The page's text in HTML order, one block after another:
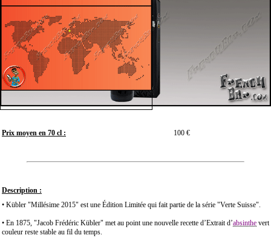
Prix moyen en 70 cl : 100 €
Description :
• Kübler "Millésime 2015" est une Édition Limitée qui fait partie de la série "Verte Suisse".
• En 1875, "Jacob Frédéric Kübler" met au point une nouvelle recette d’Extrait d’absinthe vert
couleur reste stable au fil du temps.